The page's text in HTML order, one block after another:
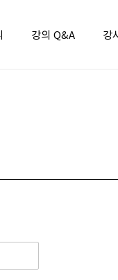
강의 Q&A 강